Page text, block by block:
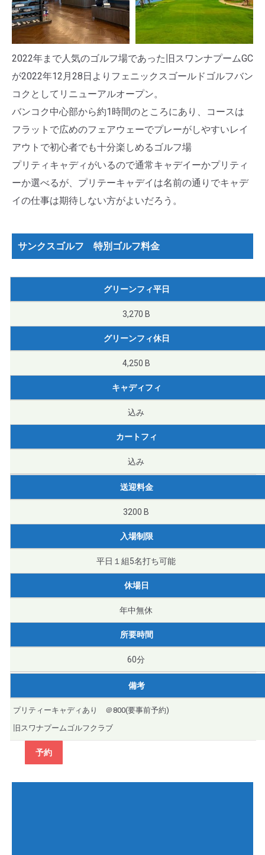
2022年まで人気のゴルフ場であった旧スワンナプームGC
が2022年12月28日よりフェニックスゴールドゴルフバン
コクとしてリニューアルオープン。
バンコク中心部から約1時間のところにあり、コースは
フラットで広めのフェアウェーでプレーがしやすいレイ
アウトで初心者でも十分楽しめるゴルフ場
プリティキャディがいるので通常キャデイーかプリティ
ーか選べるが、プリテーキャデイは名前の通りでキャデ
イの仕事は期待しない方がよいだろう。
サンクスゴルフ 特別ゴルフ料金
グリーンフィ平日
3,270 B
グリーンフィ休日
4,250 B
キャディフィ
込み
カートフィ
込み
送迎料金
3200 B
入場制限
平日１組5名打ち可能
休場日
年中無休
所要時間
60分
備考
プリティーキャディあり ＠800(要事前予約)
旧スワナプームゴルフクラブ
予約